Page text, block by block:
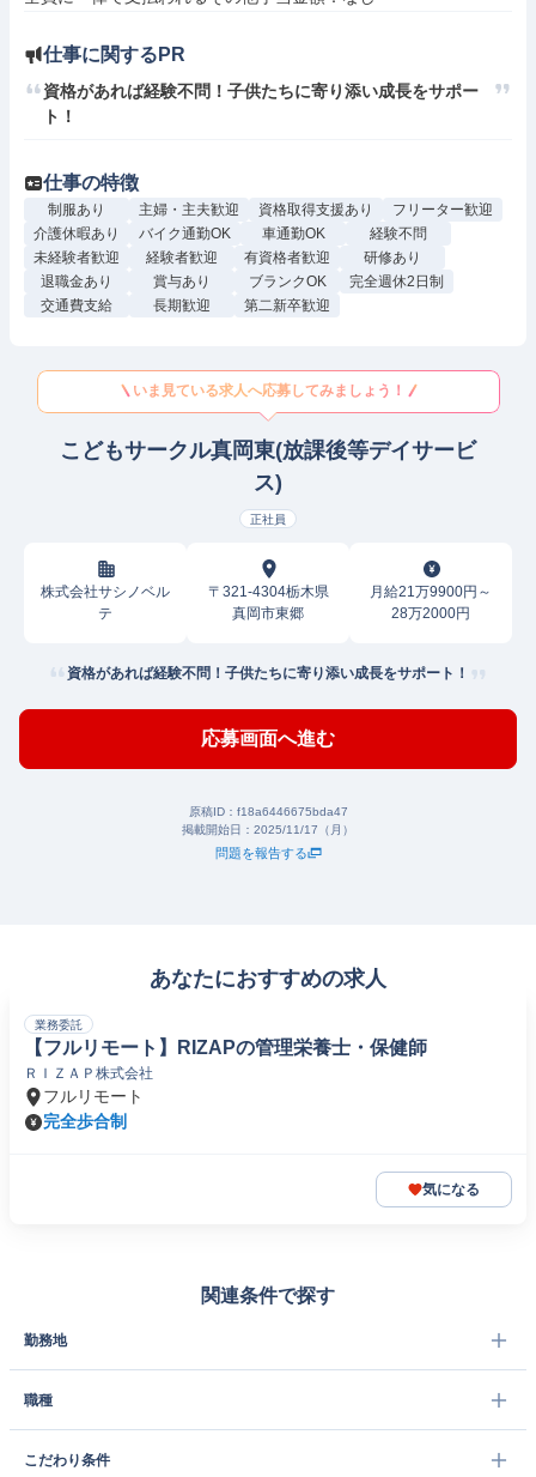
仕事に関するPR
資格があれば経験不問！子供たちに寄り添い成長をサポー
ト！
仕事の特徴
制服あり 主婦・主夫歓迎 資格取得支援あり
フリーター歓迎
介護休暇あり
バイク通勤OK 車通勤OK
経験不問
未経験者歓迎
経験者歓迎 有資格者歓迎
研修あり
退職金あり
賞与あり ブランクOK
完全週休2日制
交通費支給
長期歓迎 第二新卒歓迎
いま見ている求人へ応募してみましょう！
こどもサークル真岡東(放課後等デイサービ
ス)
正社員
株式会社サシノベル
テ
〒321-4304栃木県
真岡市東郷
月給21万9900円～
28万2000円
資格があれば経験不問！子供たちに寄り添い成長をサポート！
応募画面へ進む
原稿ID： f18a6446675bda47
掲載開始日： 2025/11/17（月）
問題を報告する
あなたにおすすめの求人
業務委託
【フルリモート】RIZAPの管理栄養士・保健師
ＲＩＺＡＰ株式会社
フルリモート
完全歩合制
気になる
関連条件で探す
勤務地
職種
こだわり条件